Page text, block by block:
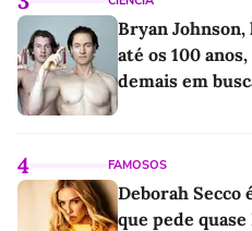
Bryan
até os 100
demais em
4 FAMOSOS
Deborah Secco
que pede